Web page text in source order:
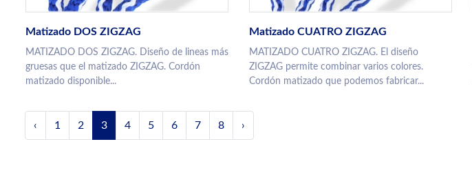
Matizado DOS ZIGZAG
MATIZADO DOS ZIGZAG. Diseño de lineas más
gruesas que el matizado ZIGZAG. Cordón
matizado disponible...
Matizado CUATRO ZIGZAG
MATIZADO CUATRO ZIGZAG. El diseño
ZIGZAG permite combinar varios colores.
Cordón matizado que podemos fabricar...
‹ 1 2 3 4 5 6 7 8 ›